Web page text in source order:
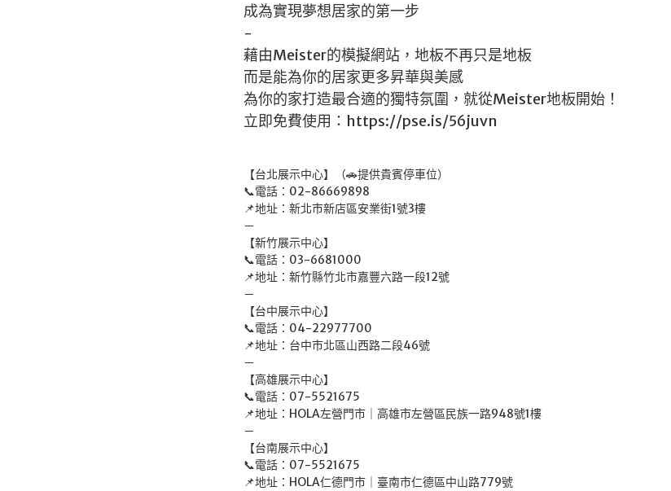
成為實現夢想居家的第一步
-
藉由Meister的模擬網站，地板不再只是地板
而是能為你的居家更多昇華與美感
為你的家打造最合適的獨特氛圍，就從Meister地板開始！
立即免費使用：https://pse.is/56juvn
【台北展示中心】（🚗提供貴賓停車位）
📞電話：02-86669898
📌地址：新北市新店區安業街1號3樓
－
【新竹展示中心】
📞電話：03-6681000
📌地址：新竹縣竹北市嘉豐六路一段12號
－
【台中展示中心】
📞電話：04-22977700
📌地址：台中市北區山西路二段46號
－
【高雄展示中心】
📞電話：07-5521675
📌地址：HOLA左營門市｜高雄市左營區民族一路948號1樓
－
【台南展示中心】
📞電話：07-5521675
📌地址：HOLA仁德門市｜臺南市仁德區中山路779號